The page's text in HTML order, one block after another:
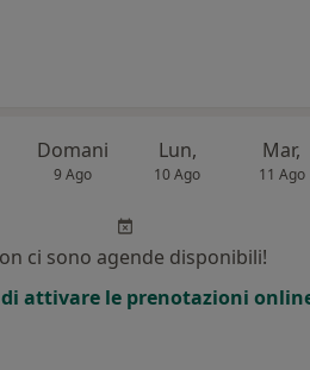
Domani
9 Ago
Lun,
10 Ago
Mar,
11 Ago
ci sono agende disponibili!
di attivare le prenotazioni